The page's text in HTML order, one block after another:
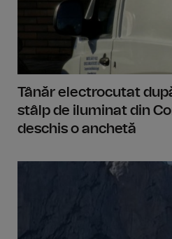
Tânăr electrocutat
stâlp de iluminat din
deschis o anchetă